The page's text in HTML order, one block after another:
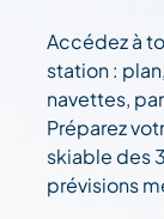
Accédez à
station :
navettes,
Préparez
skiable des
prévisions